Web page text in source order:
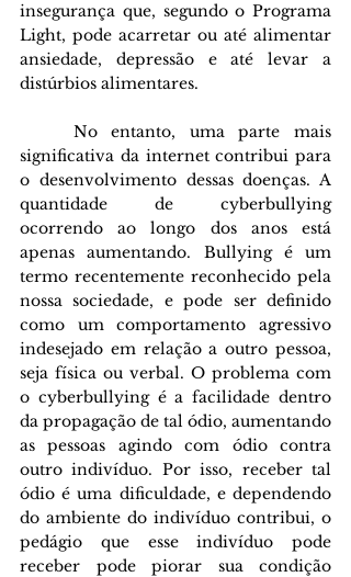
insegurança que, segundo o Programa
Light, pode acarretar ou até alimentar
ansiedade, depressão e até levar a
distúrbios alimentares.
significativa da internet contribui para
o desenvolvimento dessas doenças. A
quantidade de cyberbullying
ocorrendo ao longo dos anos está
apenas aumentando. Bullying é um
termo recentemente reconhecido pela
nossa sociedade, e pode ser definido
como um comportamento agressivo
indesejado em relação a outro pessoa,
seja física ou verbal. O problema com
o cyberbullying é a facilidade dentro
da propagação de tal ódio, aumentando
as pessoas agindo com ódio contra
outro indivíduo. Por isso, receber tal
ódio é uma dificuldade, e dependendo
do ambiente do indivíduo contribui, o
pedágio que esse indivíduo pode
receber pode piorar sua condição